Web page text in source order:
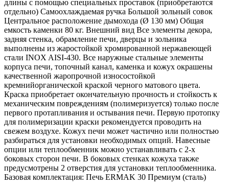
длины с помощью специальных проставок (приобретаются
отдельно) Самоохлаждаемая ручка Большой зольный совок
Центральное расположение дымохода (Ø 130 мм) Общая
емкость каменки 80 кг. Внешний вид Все элементы декора,
задняя стенка, обрамление печи, дверцы и зольника
выполнены из жаростойкой хромированной нержавеющей
стали INOX AISI-430. Все наружные стальные элементы
корпуса печи, топочный канал, каменка и кожух окрашены
качественной жаропрочной износостойкой
кремнийорганической краской черного матового цвета.
Краска приобретает окончательную прочность и стойкость к
механическим повреждениям (полимеризуется) только после
первого протапливания и остывания печи. Первую протопку
для полимеризации краски рекомендуется проводить на
свежем воздухе. Кожух печи может частично или полностью
разбираться для установки необходимых опций. Навесные
опции или теплообменник можно устанавливать с 2-х
боковых сторон печи. В боковых стенках кожуха также
предусмотрены 2 отверстия для установки теплообменника.
Базовая комплектация: Печь ERMAK 30 Премиум (сталь)